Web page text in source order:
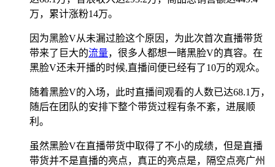
万，累计涨粉14万。
因为黑脸V从未漏过脸这个原因，为此次首次直播带货
带来了巨大的流量，很多人都想一睹黑脸V的真容。在
黑脸V还未开播的时候,直播间便已经有了10万的观众。
随着黑脸V的入场，此时直播间观看的人数已达68.1万，
随后在团队的安排下整个带货过程有条不紊，进展顺
利。
虽然黑脸V在直播带货中取得了不小的成绩，但是直播
带货并不是直播的亮点，真正的亮点是，隔空点亮广州